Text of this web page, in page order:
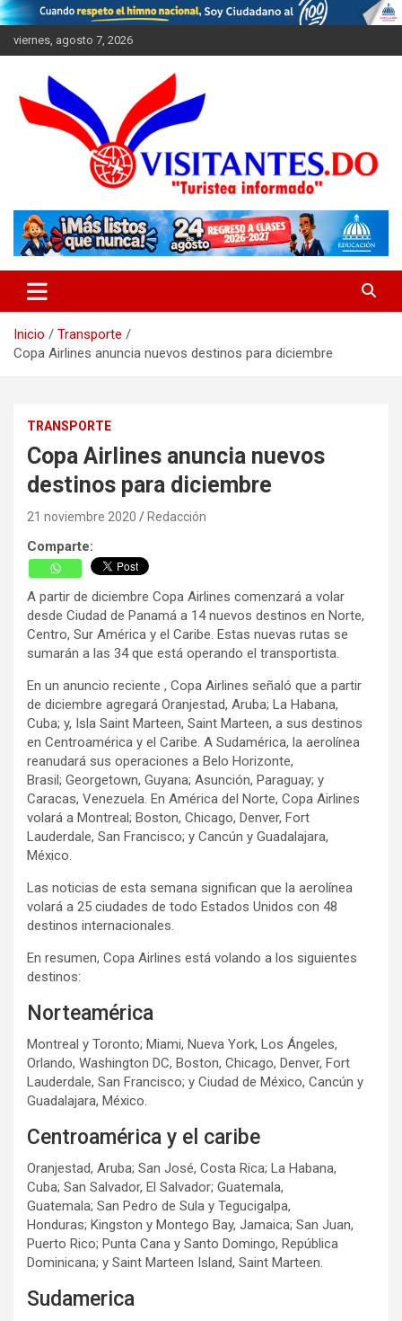
Saltar
al
contenido
viernes, agosto 7, 2026
Visitantes
Inicio
Transporte
Copa Airlines anuncia nuevos destinos para diciembre
TRANSPORTE
Copa Airlines anuncia nuevos
destinos para diciembre
21 noviembre 2020 Redacción
Comparte:
A partir de diciembre Copa Airlines comenzará a volar
desde Ciudad de Panamá a 14 nuevos destinos en Norte,
Centro, Sur América y el Caribe. Estas nuevas rutas se
sumarán a las 34 que está operando el transportista.
En un anuncio reciente , Copa Airlines señaló que a partir
de diciembre agregará Oranjestad, Aruba; La Habana,
Cuba; y, Isla Saint Marteen, Saint Marteen, a sus destinos
en Centroamérica y el Caribe. A Sudamérica, la aerolínea
reanudará sus operaciones a Belo Horizonte,
Brasil; Georgetown, Guyana; Asunción, Paraguay; y
Caracas, Venezuela. En América del Norte, Copa Airlines
volará a Montreal; Boston, Chicago, Denver, Fort
Lauderdale, San Francisco; y Cancún y Guadalajara,
México.
Las noticias de esta semana significan que la aerolínea
volará a 25 ciudades de todo Estados Unidos con 48
destinos internacionales.
En resumen, Copa Airlines está volando a los siguientes
destinos:
Norteamérica
Montreal y Toronto; Miami, Nueva York, Los Ángeles,
Orlando, Washington DC, Boston, Chicago, Denver, Fort
Lauderdale, San Francisco; y Ciudad de México, Cancún y
Guadalajara, México.
Centroamérica y el caribe
Oranjestad, Aruba; San José, Costa Rica; La Habana,
Cuba; San Salvador, El Salvador; Guatemala,
Guatemala; San Pedro de Sula y Tegucigalpa,
Honduras; Kingston y Montego Bay, Jamaica; San Juan,
Puerto Rico; Punta Cana y Santo Domingo, República
Dominicana; y Saint Marteen Island, Saint Marteen.
Sudamerica